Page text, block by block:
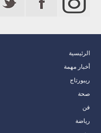
الرئيسية
أخبار مهمة
ريبورتاج
صحة
فن
رياضة